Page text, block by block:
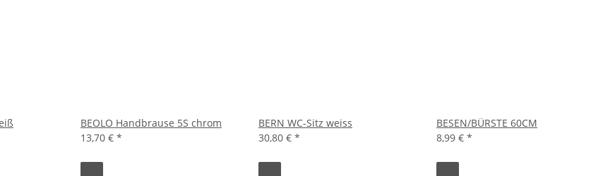
BEOLO Handbrause 5S chrom
13,70 € *
BERN WC-Sitz weiss
30,80 € *
BESEN/BÜRSTE 60CM
8,99 € *